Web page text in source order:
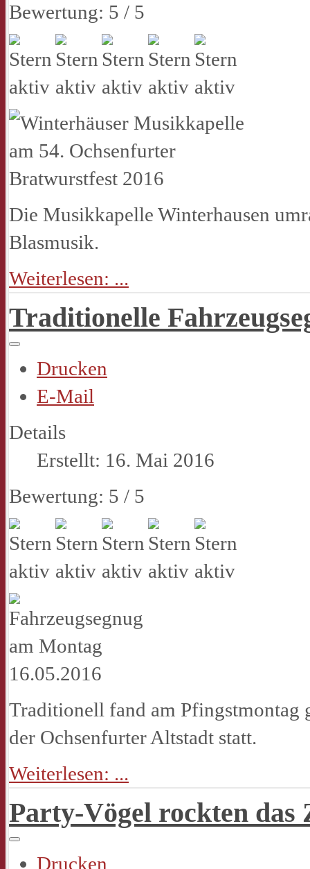
Bewertung: 5 / 5
Die Musikkapelle Winterhausen
Blasmusik.
Weiterlesen: ...
Traditionelle
Drucken
E-Mail
Details
Erstellt: 16. Mai 2016
Bewertung: 5 / 5
Traditionell fand am Pfingstmontag
der Ochsenfurter Altstadt statt.
Weiterlesen: ...
Party-Vögel rockten das
Drucken